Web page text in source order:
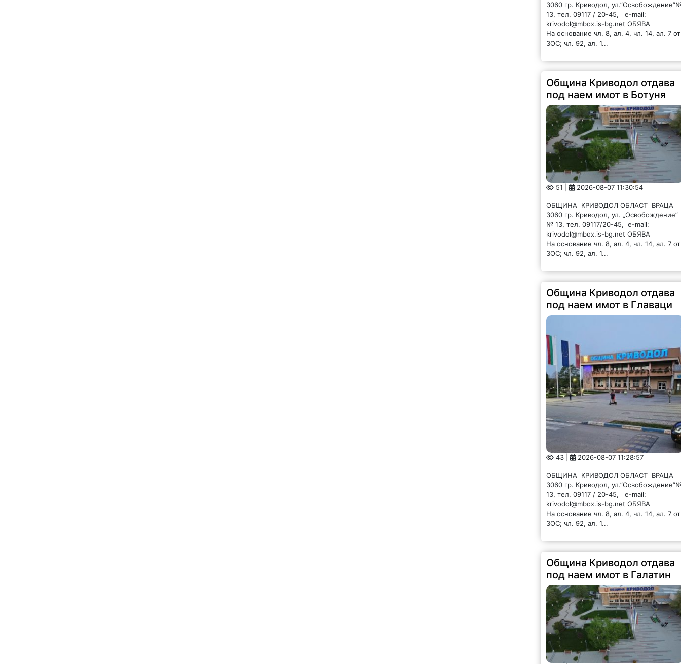
3060 гр. Криводол,
13, тел. 09117 / 20-45, e-mail:
krivodol@mbox.is-bg.net ОБЯВА
На основание чл. 8, ал. 4, чл. 14, ал. 7 от
ЗОС; чл. 92, ал. 1...
Община Криводол отдава
под наем имот в Ботуня
51 | 2026-08-07 11:30:54
ОБЩИНА КРИВОДОЛ ОБЛАСТ ВРАЦА
3060 гр. Криводол, ул. „Освобождение”
№ 13, тел. 09117/20-45, e-mail:
krivodol@mbox.is-bg.net ОБЯВА
На основание чл. 8, ал. 4, чл. 14, ал. 7 от
ЗОС; чл. 92, ал. 1...
Община Криводол отдава
под наем имот в Главаци
43 | 2026-08-07 11:28:57
ОБЩИНА КРИВОДОЛ ОБЛАСТ ВРАЦА
3060 гр. Криводол,
13, тел. 09117 / 20-45, e-mail:
krivodol@mbox.is-bg.net ОБЯВА
На основание чл. 8, ал. 4, чл. 14, ал. 7 от
ЗОС; чл. 92, ал. 1...
Община Криводол отдава
под наем имот в Галатин